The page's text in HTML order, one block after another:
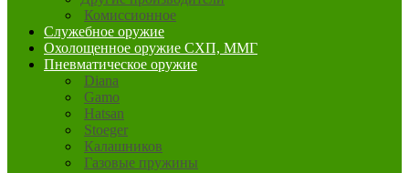
Комиссионное
Служебное оружие
Охолощенное оружие СХП, ММГ
Пневматическое оружие
Diana
Gamo
Hatsan
Stoeger
Калашников
Газовые пружины